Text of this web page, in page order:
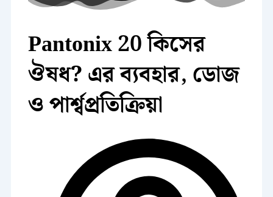
Pantonix 20 কিসের
ঔষধ? এর ব্যবহার, ডোজ
ও পার্শ্বপ্রতিক্রিয়া